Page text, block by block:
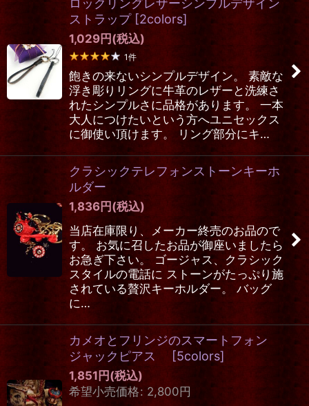
ロックリングレザーシンプルデザイン
ストラップ [2colors]
1,029円 (税込)
1件
飽きの来ないシンプルデザイン。 素敵な
浮き彫りリングに牛革のレザーと洗練さ
れたシンプルさに品格があります。 一本
大人につけたいという方へユニセックス
に御使い頂けます。 リング部分にキ…
クラシックテレフォンストーンキーホ
ルダー
1,836円(税込)
当店在庫限り、メーカー終売のお品ので
す。 お気に召したお品が御座いましたら
お急ぎ下さい。 ゴージャス、クラシック
スタイルの電話に ストーンがたっぷり施
されている贅沢キーホルダー。 バッグ
に…
カメオとフリンジのスマートフォン
ジャックピアス
[5colors]
1,851円(税込)
希望小売価格: 2,800円